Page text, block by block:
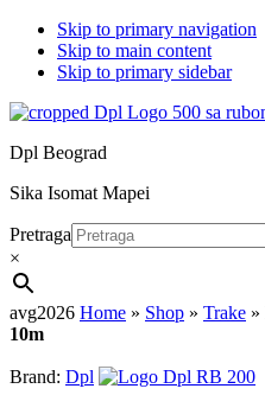
Skip to primary navigation
Skip to main content
Skip to primary sidebar
Dpl Beograd
Sika Isomat Mapei
Pretraga
×
avg2026 Home » Shop » Trake »
10m
Brand: Dpl